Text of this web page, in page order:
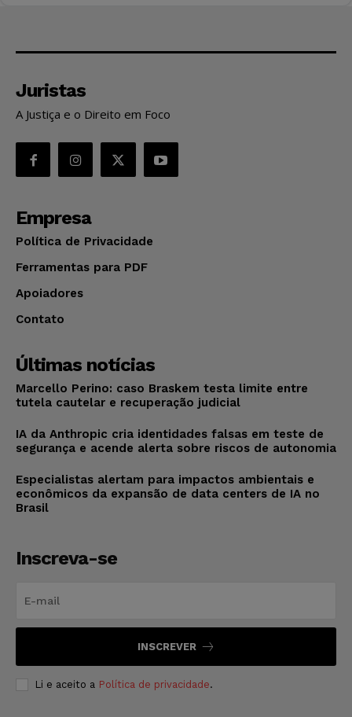
Juristas
A Justiça e o Direito em Foco
Empresa
Política de Privacidade
Ferramentas para PDF
Apoiadores
Contato
Últimas notícias
Marcello Perino: caso Braskem testa limite entre
tutela cautelar e recuperação judicial
IA da Anthropic cria identidades falsas em teste de
segurança e acende alerta sobre riscos de autonomia
Especialistas alertam para impactos ambientais e
econômicos da expansão de data centers de IA no
Brasil
Inscreva-se
INSCREVER
Li e aceito a Política de privacidade.